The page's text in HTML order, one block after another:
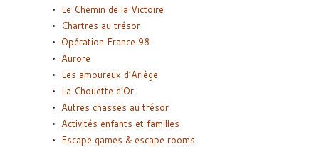
Le Chemin de la Victoire
Chartres au trésor
Opération France 98
Aurore
Les amoureux d’Ariège
La Chouette d’Or
Autres chasses au trésor
Activités enfants et familles
Escape games & escape rooms